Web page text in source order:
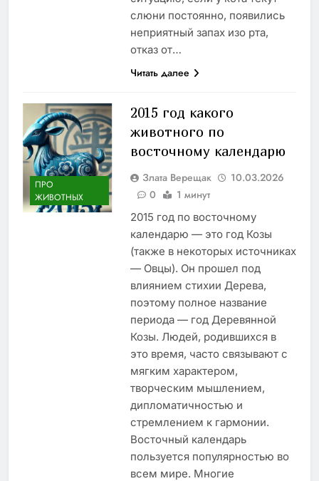
слюни постоянно, появились
неприятный запах изо рта,
отказ от…
Читать далее
ПРО
ЖИВОТНЫХ
2015 год какого
животного по
восточному календарю
Злата Верещак
10.03.2026
0
1 минут
2015 год по восточному
календарю — это год Козы
(также в некоторых источниках
— Овцы). Он прошел под
влиянием стихии Дерева,
поэтому полное название
периода — год Деревянной
Козы. Людей, родившихся в
это время, часто связывают с
мягким характером,
творческим мышлением,
дипломатичностью и
стремлением к гармонии.
Восточный календарь
пользуется популярностью во
всем мире. Многие